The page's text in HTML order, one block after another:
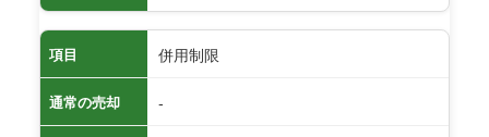
項目 併用制限
通常の売却 -